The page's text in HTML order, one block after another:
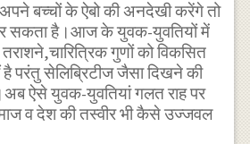
अपने बच्चों के ऐबो की अनदेखी करेंगे तो
सकता है।आज के युवक-युवतियों में
गुणों को विकसित
परंतु सेलिब्रिटीज जैसा दिखने की
ऐसे युवक-युवतियां गलत राह पर
व देश की तस्वीर भी कैसे उज्जवल